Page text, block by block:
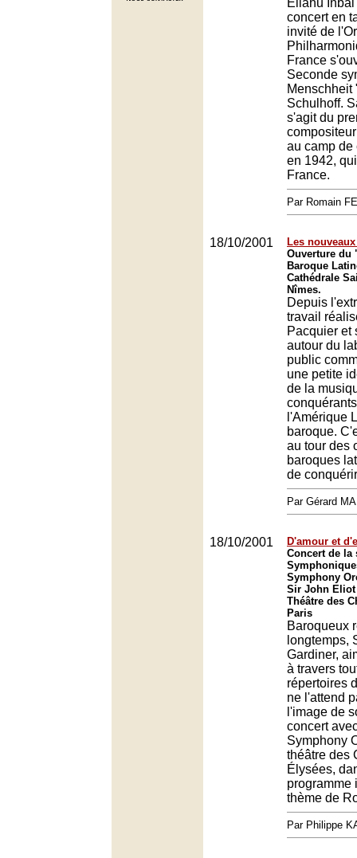
Eliahu
concert en
invité de
France
Seconde
Menschheit
Schulhoff.
s'agit du
au camp de
en 1942,
France.
Par Romain
18/10/2001
Les
Ouverture du
Baroque
Cathédrale
Nîmes.
Depuis
travail
Pacquier et
autour du
public
une petite
de la
l'Amérique
baroque.
au tour des
baroques
de
Par Gérard
18/10/2001
D'amour et
Concert de la
Symphony
Sir John Eliot
Théâtre des
Paris
Baroqueux
longtemps,
Gardiner,
à travers
répertoires
ne l'attend
l'image de
concert
Symphony
théâtre des
Élysées,
programme
thème de
Par Philippe